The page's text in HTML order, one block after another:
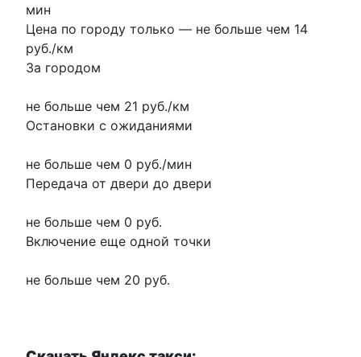
мин
Цена по городу только — не больше чем 14
руб./км
За городом
не больше чем 21 руб./км
Остановки с ожиданиями
не больше чем 0 руб./мин
Передача от двери до двери
не больше чем 0 руб.
Включение еще одной точки
не больше чем 20 руб.